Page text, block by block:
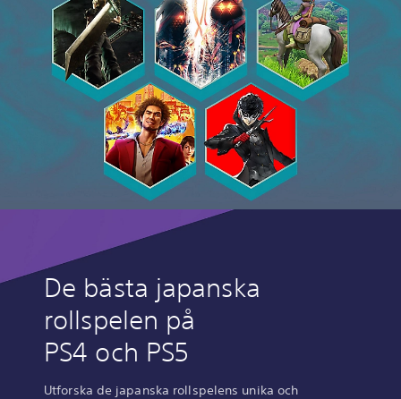
De bästa japanska
rollspelen på
PS4 och PS5
Utforska de japanska rollspelens unika och